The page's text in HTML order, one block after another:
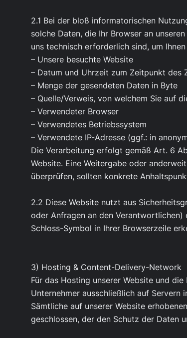
2.1 Bei der bloß informatorischen
solche Daten, die Ihr Browser an
uns technisch erforderlich sind, um
– Unsere besuchte Website
– Datum und Uhrzeit zum Zeitpunkt des
– Menge der gesendeten Daten in Byte
– Quelle/Verweis, von welchem Sie auf
– Verwendeter Browser
– Verwendetes Betriebssystem
– Verwendete IP-Adresse (ggf.: in
Die Verarbeitung erfolgt gemäß Art. 6
Website. Eine Weitergabe oder
überprüfen, sollten konkrete
2.2 Diese Website nutzt aus
oder Anfragen an den Verantwortlichen)
Schloss-Symbol in Ihrer Browserzeile
3) Hosting & Content-Delivery-Network
Für das Hosting unserer Website und
Unternehmer ausschließlich auf Servern
Sämtliche auf unserer Website
geschlossen, der den Schutz der Daten